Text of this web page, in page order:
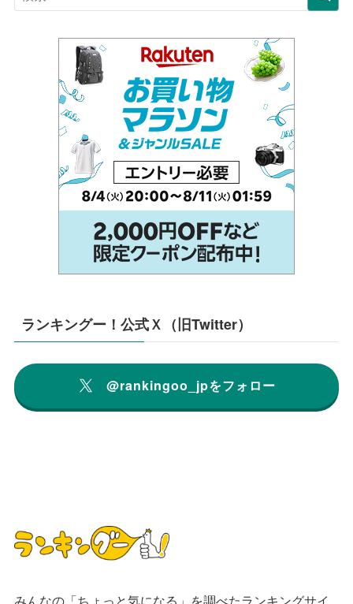
ランキングー！公式Ｘ（旧Twitter）
@rankingoo_jpをフォロー
みんなの「ちょっと気になる」を調べたランキングサイ